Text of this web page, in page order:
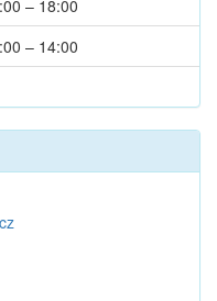
– 18:00
– 14:00